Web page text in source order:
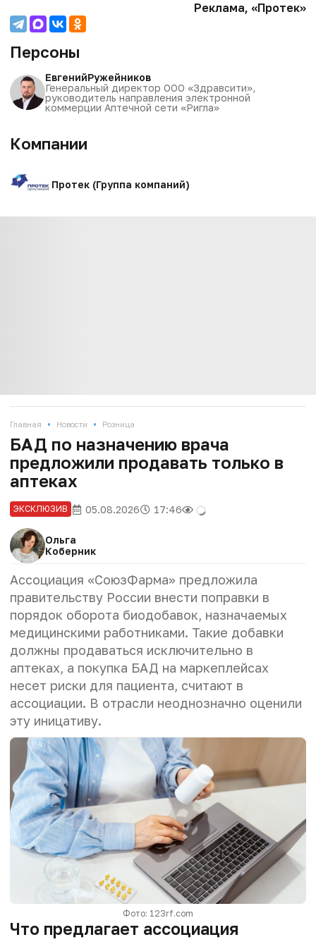
Реклама, «Протек»
Персоны
ЕвгенийРужейников
Генеральный директор ООО «Здравсити»,
руководитель направления электронной
коммерции Аптечной сети «Ригла»
Компании
Протек (Группа компаний)
Главная • Новости • Розница
БАД по назначению врача
предложили продавать только в
аптеках
ЭКСКЛЮЗИВ 05.08.2026 17:46
Ольга
Коберник
Ассоциация «СоюзФарма» предложила
правительству России внести поправки в
порядок оборота биодобавок, назначаемых
медицинскими работниками. Такие добавки
должны продаваться исключительно в
аптеках, а покупка БАД на маркеплейсах
несет риски для пациента, считают в
ассоциации. В отрасли неоднозначно оценили
эту иницативу.
Фото: 123rf.com
Что предлагает ассоциация